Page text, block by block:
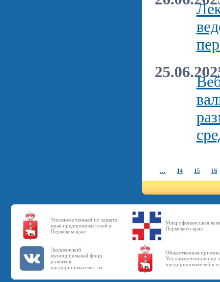
… 14 15 16
Уполномоченный по защите
прав предпринимателей в
Пермском крае
Микрофинансовая
Пермского края
Лысьвенский
муниципальный фонд
развития
предпринимательства
Общественная
Уполномоченного по
предпринимателей в